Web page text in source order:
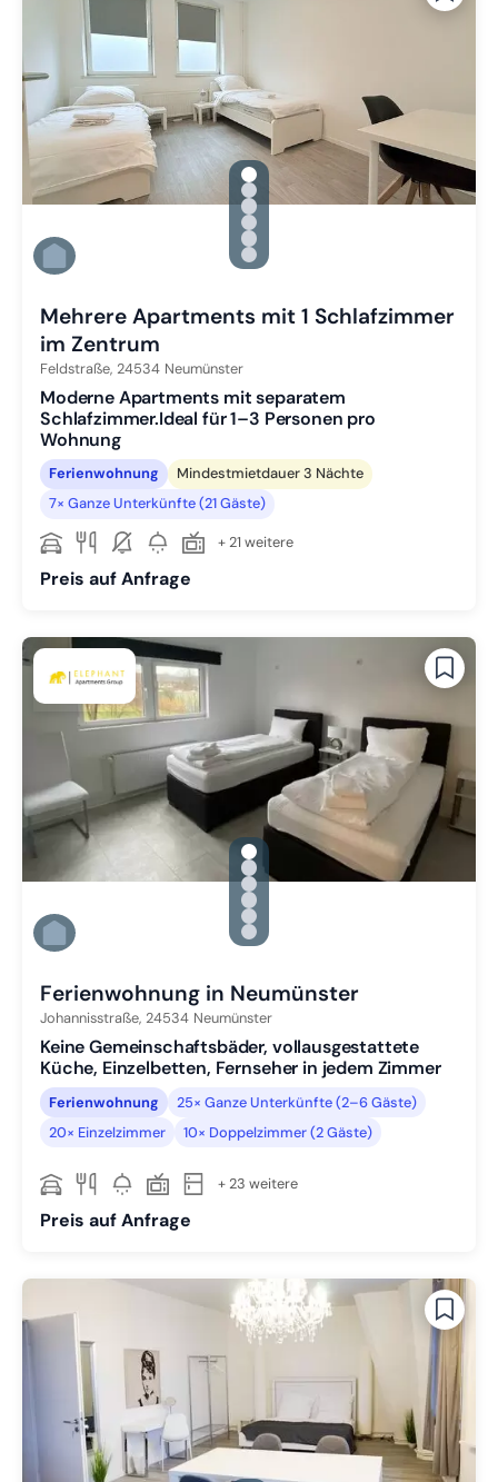
gallery.slide_selector
Zu Slide 1 wechseln
Zu Slide 2 wechseln
Zu Slide 3 wechseln
Zu Slide 4 wechseln
Zu Slide 5 wechseln
Zu Slide 6 wechseln
Mehrere Apartments mit 1 Schlafzimmer
im Zentrum
Feldstraße, 24534 Neumünster
Moderne Apartments mit separatem
Schlafzimmer.Ideal für 1–3 Personen pro
Wohnung
Ferienwohnung
Mindestmietdauer 3 Nächte
7× Ganze Unterkünfte (21 Gäste)
+ 21 weitere
Preis auf Anfrage
gallery.slide_selector
Zu Slide 1 wechseln
Zu Slide 2 wechseln
Zu Slide 3 wechseln
Zu Slide 4 wechseln
Zu Slide 5 wechseln
Zu Slide 6 wechseln
Ferienwohnung in Neumünster
Johannisstraße, 24534 Neumünster
Keine Gemeinschaftsbäder, vollausgestattete
Küche, Einzelbetten, Fernseher in jedem Zimmer
Ferienwohnung
25× Ganze Unterkünfte (2–6 Gäste)
20× Einzelzimmer
10× Doppelzimmer (2 Gäste)
+ 23 weitere
Preis auf Anfrage